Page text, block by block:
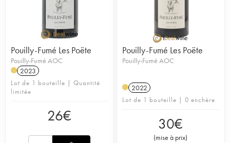
Pouilly-Fumé Les Poëte
Pouilly-Fumé AOC
2023
Lot de 1 bouteille | Quantité
limitée
26€
Pouilly-Fumé Les Poëte
Pouilly-Fumé AOC
2022
Lot de 1 bouteille | 0 enchère
30€
(mise à prix)